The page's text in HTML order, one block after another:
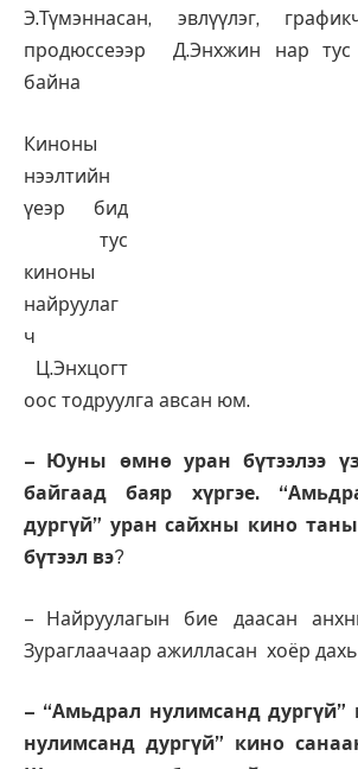
Э.Түмэннасан, эвлүүлэг,
продюссеээр Д.Энхжин нар тус
байна
Киноны
нээлтийн
үеэр бид
тус
киноны
найруулаг
ч
Ц.Энхцогт
оос тодруулга авсан юм.
– Юуны өмнө уран бүтээлээ
байгаад баяр хүргэе.
дургүй” уран сайхны кино
бүтээл вэ?
– Найруулагын бие даасан
Зураглаачаар ажилласан хоёр дахь
– “Амьдрал нулимсанд дургүй”
нулимсанд дургүй” кино